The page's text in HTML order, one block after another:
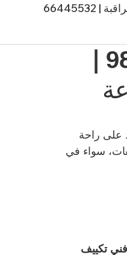
| 50994997
على راحة
سواء في
تكييف